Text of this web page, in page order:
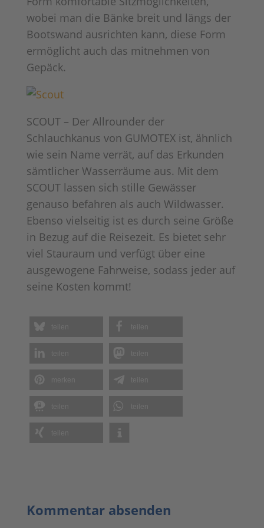
wobei man die Bänke breit und längs der
Bootswand ausrichten kann, diese Form
ermöglicht auch das mitnehmen von
Gepäck.
SCOUT – Der Allrounder der
Schlauchkanus von GUMOTEX ist, ähnlich
wie sein Name verrät, auf das Erkunden
sämtlicher Wasserräume aus. Mit dem
SCOUT lassen sich stille Gewässer
genauso befahren als auch Wildwasser.
Ebenso vielseitig ist es durch seine Größe
in Bezug auf die Reisezeit. Es bietet sehr
viel Stauraum und verfügt über eine
ausgewogene Fahrweise, sodass jeder auf
seine Kosten kommt!
Kommentar absenden